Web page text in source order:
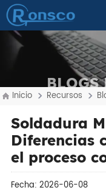
BLOGS
Inicio Recursos
Soldadura
Diferencias
el proceso
Fecha: 2026-06-08